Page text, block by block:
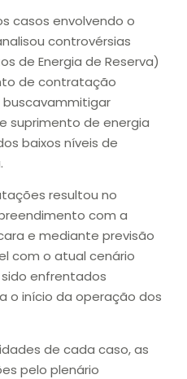
casos envolvendo o
controvérsias
de Energia de Reserva)
de contratação
buscavammitigar
suprimento de energia
baixos níveis de
resultou no
com a
e mediante previsão
com o atual cenário
enfrentados
o início da operação dos
de cada caso, as
pelo plenário